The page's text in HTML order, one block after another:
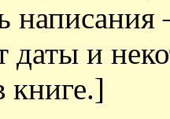
даты и
книге.]